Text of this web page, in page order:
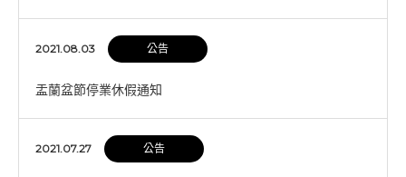
2021.08.03 公告
盂蘭盆節停業休假通知
2021.07.27 公告